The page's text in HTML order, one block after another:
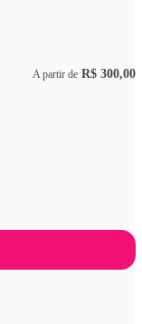
A partir de R$ 300,00